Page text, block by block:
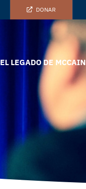
DONAR
EL LEGADO DE MCCAIN